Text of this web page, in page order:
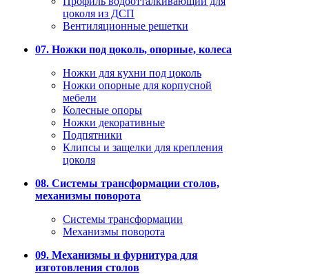
цоколя из ДСП
Вентиляционные решетки
07. Ножки под цоколь, опорные, колеса
Ножки для кухни под цоколь
Ножки опорные для корпусной
мебели
Колесные опоры
Ножки декоративные
Подпятники
Клипсы и защелки для крепления
цоколя
08. Системы трансформации столов,
механизмы поворота
Системы трансформации
Механизмы поворота
09. Механизмы и фурнитура для
изготовления столов